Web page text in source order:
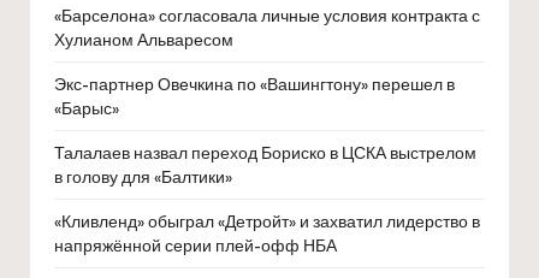
«Барселона» согласовала личные условия контракта с
Хулианом Альваресом
Экс-партнер Овечкина по «Вашингтону» перешел в
«Барыс»
Талалаев назвал переход Бориско в ЦСКА выстрелом
в голову для «Балтики»
«Кливленд» обыграл «Детройт» и захватил лидерство в
напряжённой серии плей-офф НБА